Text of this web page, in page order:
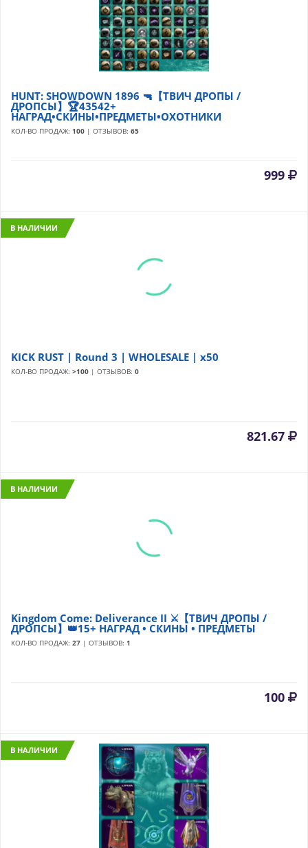
HUNT: SHOWDOWN 1896 🔫【ТВИЧ ДРОПЫ /
ДРОПСЫ】🏆43542+
НАГРАД•СКИНЫ•ПРЕДМЕТЫ•ОХОТНИКИ
КОЛ-ВО ПРОДАЖ: 100 | ОТЗЫВОВ: 65
999
В НАЛИЧИИ
KICK RUST | Round 3 | WHOLESALE | x50
КОЛ-ВО ПРОДАЖ: >100 | ОТЗЫВОВ: 0
821.67
В НАЛИЧИИ
Kingdom Come: Deliverance II ⚔️【ТВИЧ ДРОПЫ /
ДРОПСЫ】👑15+ НАГРАД • СКИНЫ • ПРЕДМЕТЫ
КОЛ-ВО ПРОДАЖ: 27 | ОТЗЫВОВ: 1
100
В НАЛИЧИИ